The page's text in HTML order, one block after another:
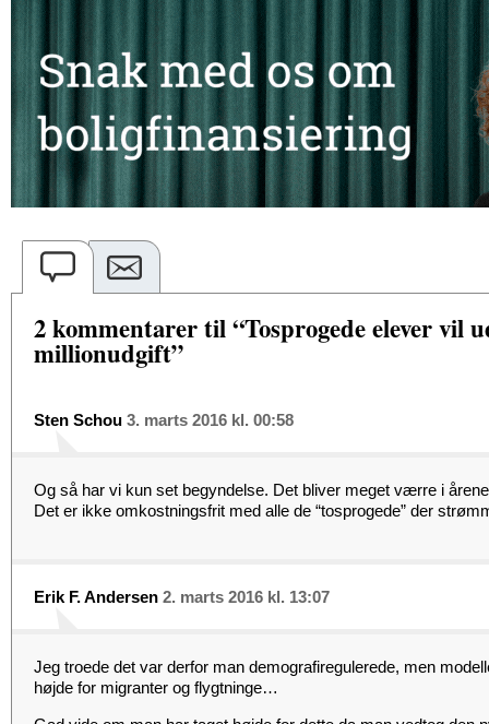
2 kommentarer til “Tosprogede elever vil
millionudgift”
Sten Schou 3. marts 2016 kl. 00:58
Og så har vi kun set begyndelse. Det bliver meget værre i
Det er ikke omkostningsfrit med alle de “tosprogede” der
Erik F. Andersen 2. marts 2016 kl. 13:07
Jeg troede det var derfor man demografiregulerede, men
højde for migranter og flygtninge…